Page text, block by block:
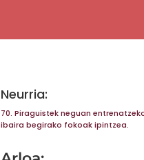
Neurria:
70. Piraguistek neguan
ibaira begirako fokoak ipintzea.